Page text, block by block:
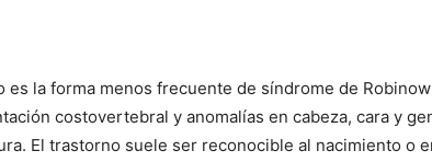
la forma menos frecuente de síndrome de
costovertebral y anomalías en cabeza, cara y
El trastorno suele ser reconocible al nacimiento o